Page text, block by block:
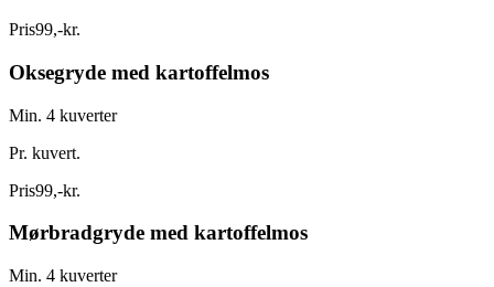
Pris99,-kr.
Oksegryde med kartoffelmos
Min. 4 kuverter
Pr. kuvert.
Pris99,-kr.
Mørbradgryde med kartoffelmos
Min. 4 kuverter